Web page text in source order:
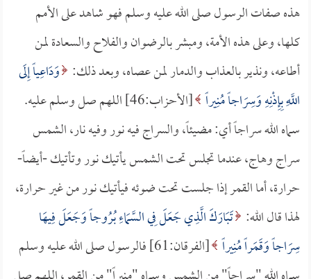
هذه صفات الرسول صلى الله عليه وسلم فهو شاهد على الأمم
كلها، وعلى هذه الأمة، ومبشر بالرضوان والفلاح والسعادة لمن
أطاعه، ونذير بالعذاب والدمار لمن عصاه، وبعد ذلك: وَدَاعِياً إِلَى
اللَّهِ بِإِذْنِهِ وَسِرَاجاً مُنِيراً [الأحزاب:46] اللهم صل وسلم عليه.
سماه الله سراجاً أي: مضيئاً، والسراج فيه نور وفيه نار، الشمس
سراج وهاج، عندما تجلس تحت الشمس يأتيك نور وتأتيك -أيضاً-
حرارة، أما القمر إذا جلست تحت ضوئه فيأتيك نور من غير حرارة،
لهذا قال الله: تَبَارَكَ الَّذِي جَعَلَ فِي السَّمَاءِ بُرُوجاً وَجَعَلَ فِيهَا
سِرَاجاً وَقَمَراً مُنِيراً
[الفرقان:61] فالرسول صلى الله عليه وسلم